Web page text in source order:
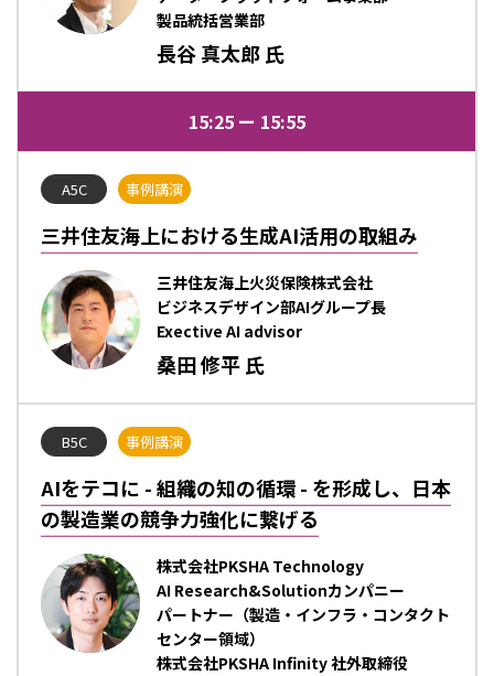
製品統括営業部
長谷 真太郎 氏
15:25 15:55
A5C 事例講演
三井住友海上における生成AI活用の取組み
三井住友海上火災保険株式会社
ビジネスデザイン部AIグループ長
Exective AI advisor
桑田 修平 氏
B5C 事例講演
AIをテコに - 組織の知の循環 - を形成し、日本
の製造業の競争力強化に繋げる
株式会社PKSHA Technology
AI Research&Solutionカンパニー
パートナー（製造・インフラ・コンタクト
センター領域）
株式会社PKSHA Infinity 社外取締役